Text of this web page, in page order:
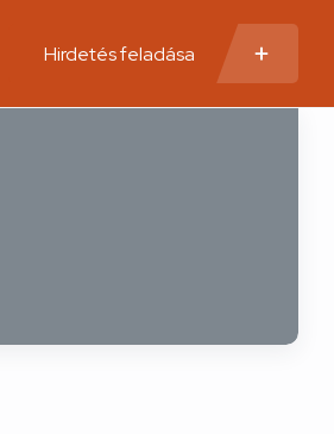
Hirdetés feladása